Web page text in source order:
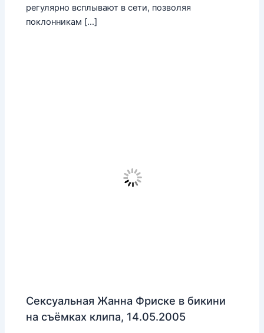
регулярно всплывают в сети, позволяя
поклонникам […]
Сексуальная Жанна Фриске в бикини
на съёмках клипа, 14.05.2005